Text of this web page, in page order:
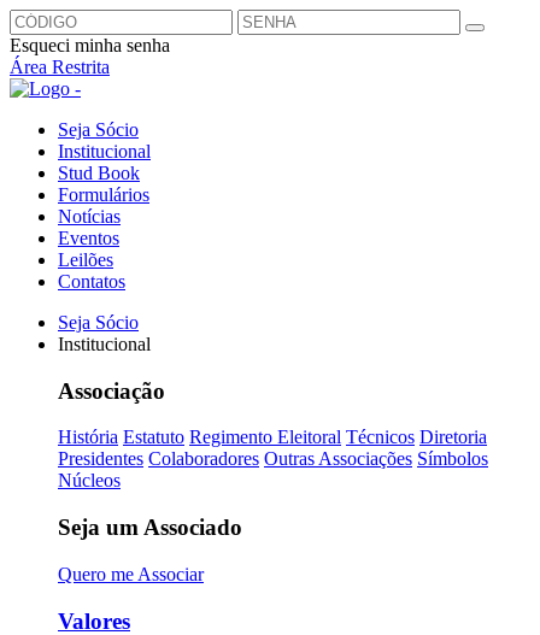
Esqueci minha senha
Área Restrita
Seja Sócio
Institucional
Stud Book
Formulários
Notícias
Eventos
Leilões
Contatos
Seja Sócio
Institucional
Associação
História Estatuto Regimento Eleitoral Técnicos Diretoria
Presidentes Colaboradores Outras Associações Símbolos
Núcleos
Seja um Associado
Quero me Associar
Valores